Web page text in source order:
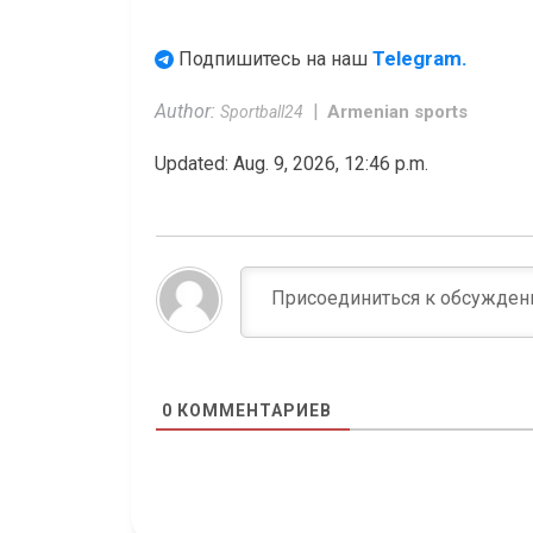
Подпишитесь на наш Telegram.
Author: Sportball24 Armenian sports
Updated: Aug. 9, 2026, 12:46 p.m.
0 КОММЕНТАРИЕВ